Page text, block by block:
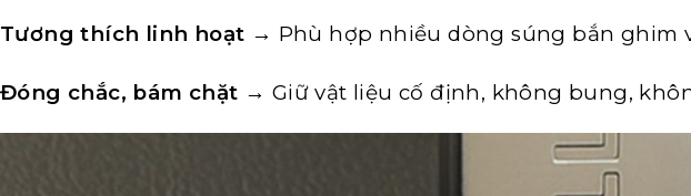
Tương thích linh hoạt → Phù hợp nhiều dòng súng bắn ghim
Đóng chắc, bám chặt → Giữ vật liệu cố định, không bung,